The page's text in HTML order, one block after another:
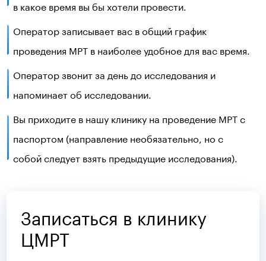
в какое время вы бы хотели провести.
Оператор записывает вас в общий график
проведения МРТ в наиболее удобное для вас время.
Оператор звонит за день до исследования и
напоминает об исследовании.
Вы приходите в нашу клинику на проведение МРТ с
паспортом (направление необязательно, но c
собой следует взять предыдущие исследования).
Записаться в клинику
ЦМРТ